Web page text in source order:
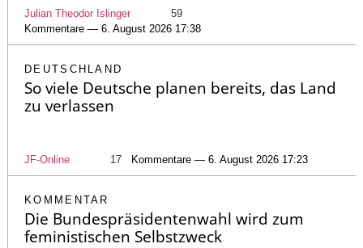
Julian Theodor Islinger
59
Kommentare — 6. August 2026 17:38
DEUTSCHLAND
So viele Deutsche planen bereits, das Land
zu verlassen
JF-Online 17 Kommentare — 6. August 2026 17:23
KOMMENTAR
Die Bundespräsidentenwahl wird zum
feministischen Selbstzweck